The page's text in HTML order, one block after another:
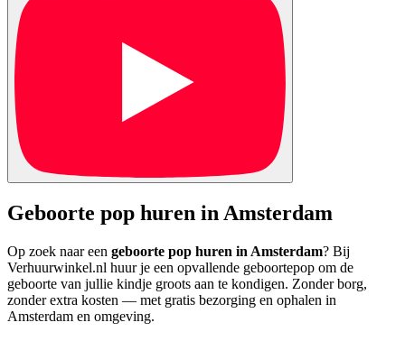
Geboorte pop huren in Amsterdam
Op zoek naar een geboorte pop huren in Amsterdam? Bij
Verhuurwinkel.nl huur je een opvallende geboortepop om de
geboorte van jullie kindje groots aan te kondigen. Zonder borg,
zonder extra kosten — met gratis bezorging en ophalen in
Amsterdam en omgeving.